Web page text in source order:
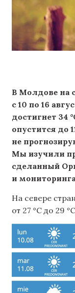
В Молдове на
с 10 по 16
достигнет 34
опустится до
не
Мы изучили
сделанный
и
На севере
от 27 °C до 29